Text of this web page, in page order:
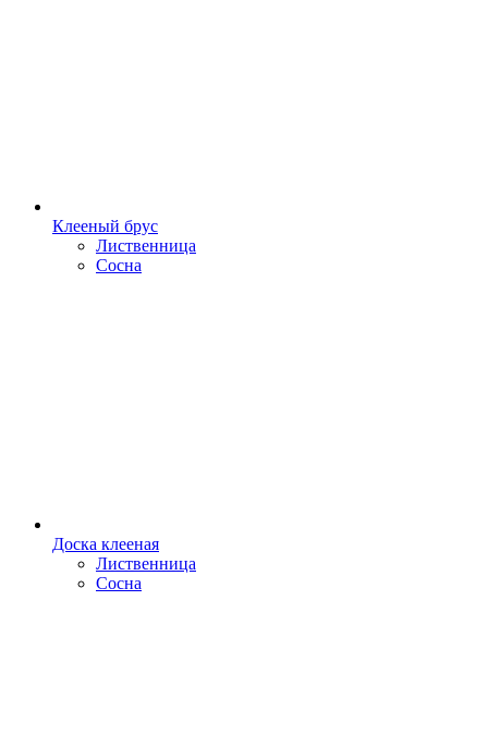
Клееный брус
Лиственница
Сосна
Доска клееная
Лиственница
Сосна